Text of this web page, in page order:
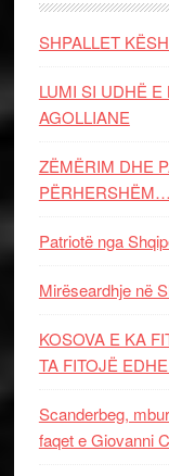
SHPALLET
LUMI SI UDHË
AGOLLIANE
ZËMËRIM DHE
PËRHERSHËM…
Patriotë nga
Mirëseardhje në
KOSOVA E KA
TA FITOJË
Scanderbeg,
faqet e Giovanni